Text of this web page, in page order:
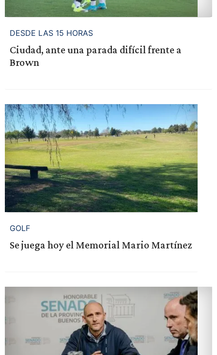
DESDE LAS 15 HORAS
Ciudad, ante una parada difícil frente a
Brown
GOLF
Se juega hoy el Memorial Mario Martínez